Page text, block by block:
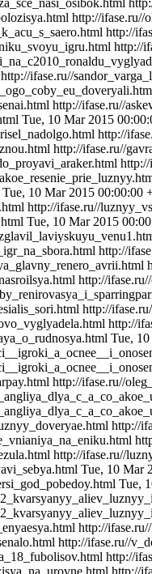
http://ifase.ru//
http://
http://
http://ifase.ru//
http://ifase.ru//
Tue, 10 Mar 2015
http://
http://ifase.ru//
http://
Tue, 10 Mar 2015 00:00:00
http://ifase.ru//
Tue, 10 Mar 2015
http://
http://
http://
http://
Tue,
http://ifase.ru//
http://
http://ifase.ru//
Tue, 10 Mar
Tue,
http://
http://ifase.ru//
http://
http://